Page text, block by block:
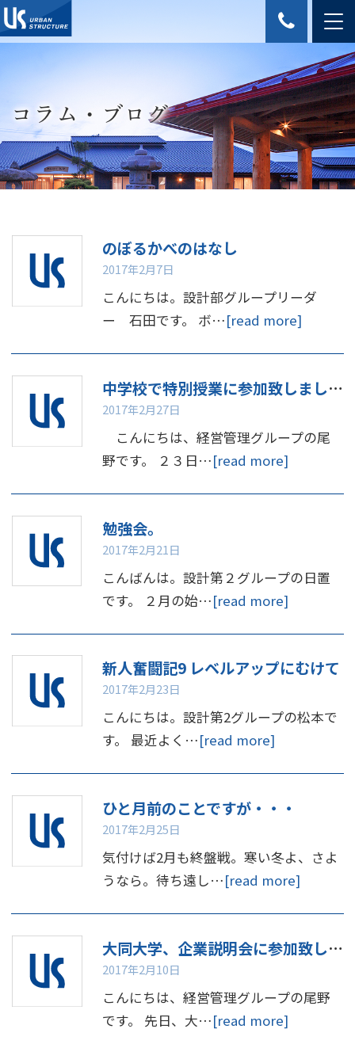
コラム・ブログ
のぼるかべのはなし
2017年2月7日
こんにちは。設計部グループリーダ
ー 石田です。 ボ…[read more]
中学校で特別授業に参加致しました。
2017年2月27日
こんにちは、経営管理グループの尾
野です。 ２３日…[read more]
勉強会。
2017年2月21日
こんばんは。設計第２グループの日置
です。 ２月の始…[read more]
新人奮闘記9 レベルアップにむけて
2017年2月23日
こんにちは。設計第2グループの松本で
す。 最近よく…[read more]
ひと月前のことですが・・・
2017年2月25日
気付けば2月も終盤戦。寒い冬よ、さよ
うなら。待ち遠し…[read more]
大同大学、企業説明会に参加致しました。
2017年2月10日
こんにちは、経営管理グループの尾野
です。 先日、大…[read more]